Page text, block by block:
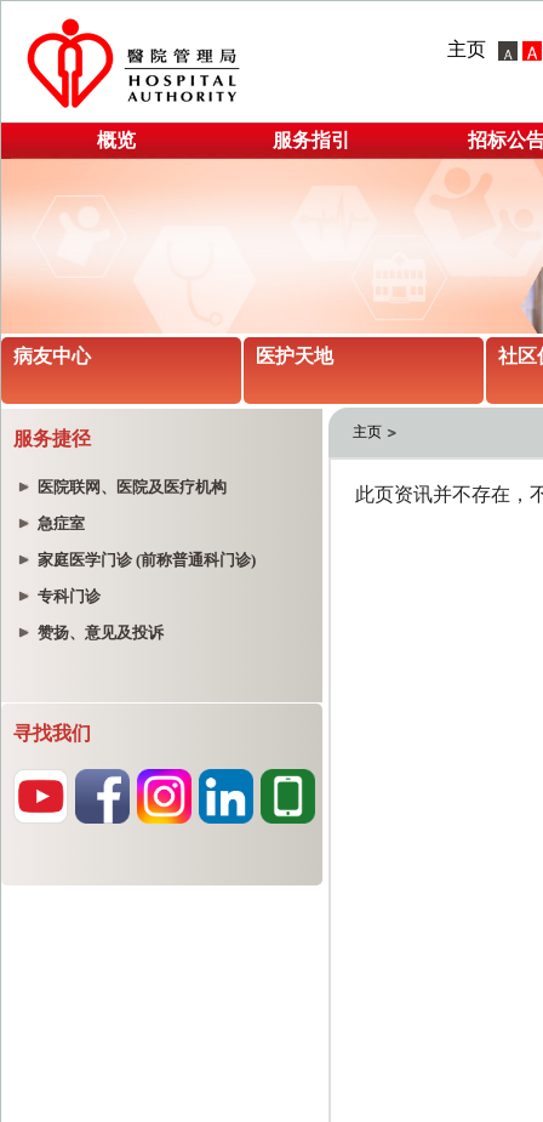
主页
概览 服务指引 招标公
病友中心 医护天地 社区
服务捷径
医院联网、医院及医疗机构
急症室
家庭医学门诊 (前称普通科门诊)
专科门诊
赞扬、意见及投诉
寻找我们
主页